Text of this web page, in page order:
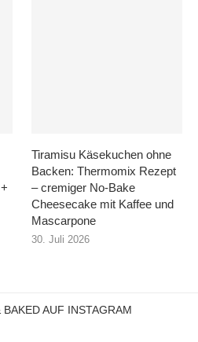
Tiramisu Käsekuchen ohne
Backen: Thermomix Rezept
– cremiger No-Bake
Cheesecake mit Kaffee und
Mascarpone
30. Juli 2026
AUF INSTAGRAM